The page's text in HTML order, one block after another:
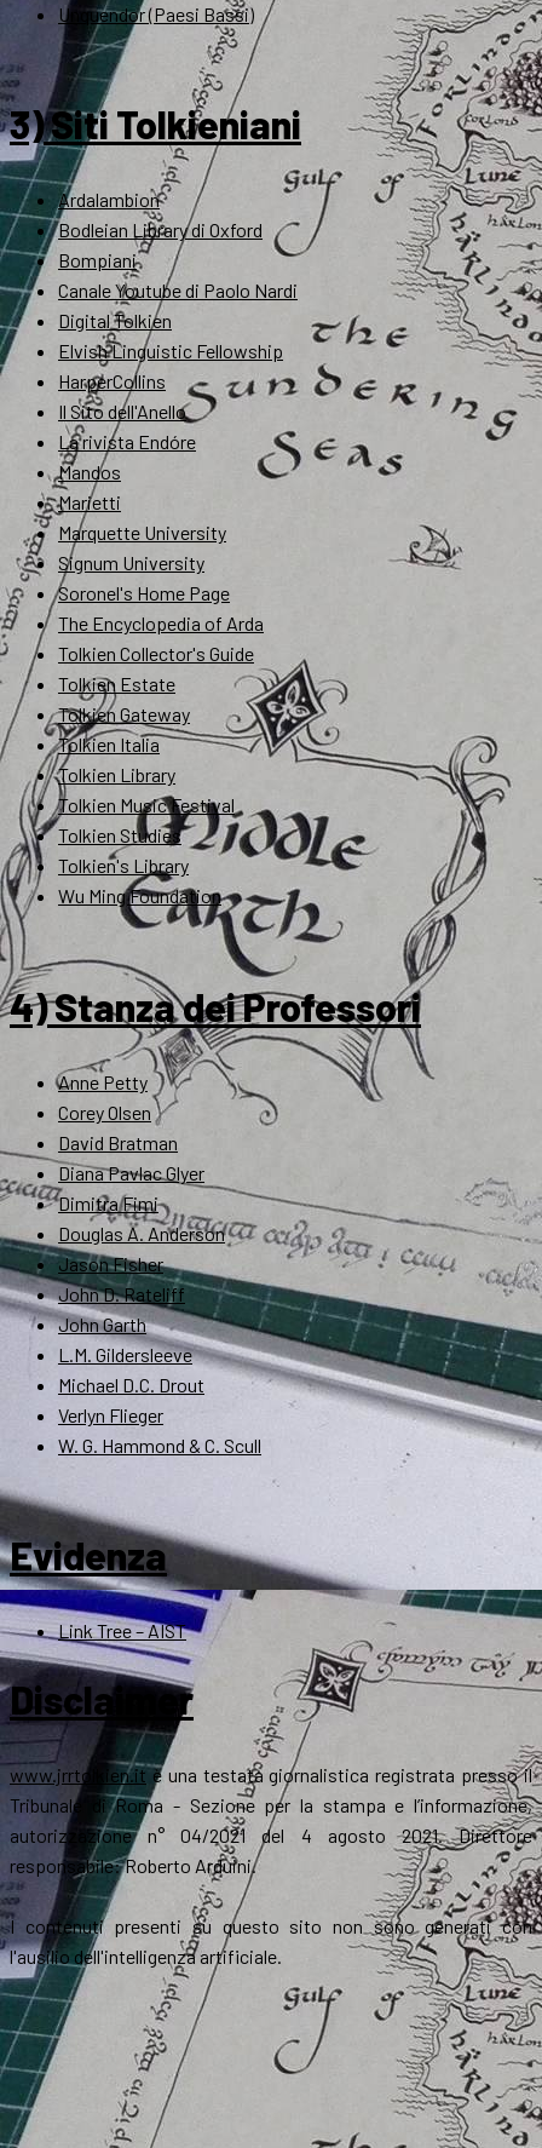
Unquendor (Paesi Bassi)
3) Siti Tolkieniani
Ardalambion
Bodleian Library di Oxford
Bompiani
Canale Youtube di Paolo Nardi
Digital Tolkien
Elvish Linguistic Fellowship
HarperCollins
Il Sito dell'Anello
La rivista Endóre
Mandos
Marietti
Marquette University
Signum University
Soronel's Home Page
The Encyclopedia of Arda
Tolkien Collector's Guide
Tolkien Estate
Tolkien Gateway
Tolkien Italia
Tolkien Library
Tolkien Music Festival
Tolkien Studies
Tolkien's Library
Wu Ming Foundation
4) Stanza dei Professori
Anne Petty
Corey Olsen
David Bratman
Diana Pavlac Glyer
Dimitra Fimi
Douglas A. Anderson
Jason Fisher
John D. Rateliff
John Garth
L.M. Gildersleeve
Michael D.C. Drout
Verlyn Flieger
W. G. Hammond & C. Scull
Evidenza
Link Tree – AIST
Disclaimer
www.jrrtolkien.itè una testata giornalistica registrata presso il
Tribunale di Roma - Sezione per la stampa e l’informazione,
autorizzazione n° 04/2021 del 4 agosto 2021. Direttore
responsabile: Roberto Arduini.
I contenuti presenti su questo sito non sono generati con
l'ausilio dell'intelligenza artificiale.